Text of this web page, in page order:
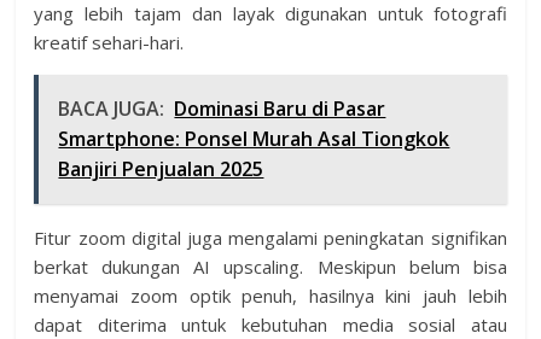
yang lebih tajam dan layak digunakan untuk fotografi
kreatif sehari-hari.
BACA JUGA: Dominasi Baru di Pasar
Smartphone: Ponsel Murah Asal Tiongkok
Banjiri Penjualan 2025
Fitur zoom digital juga mengalami peningkatan signifikan
berkat dukungan AI upscaling. Meskipun belum bisa
menyamai zoom optik penuh, hasilnya kini jauh lebih
dapat diterima untuk kebutuhan media sosial atau